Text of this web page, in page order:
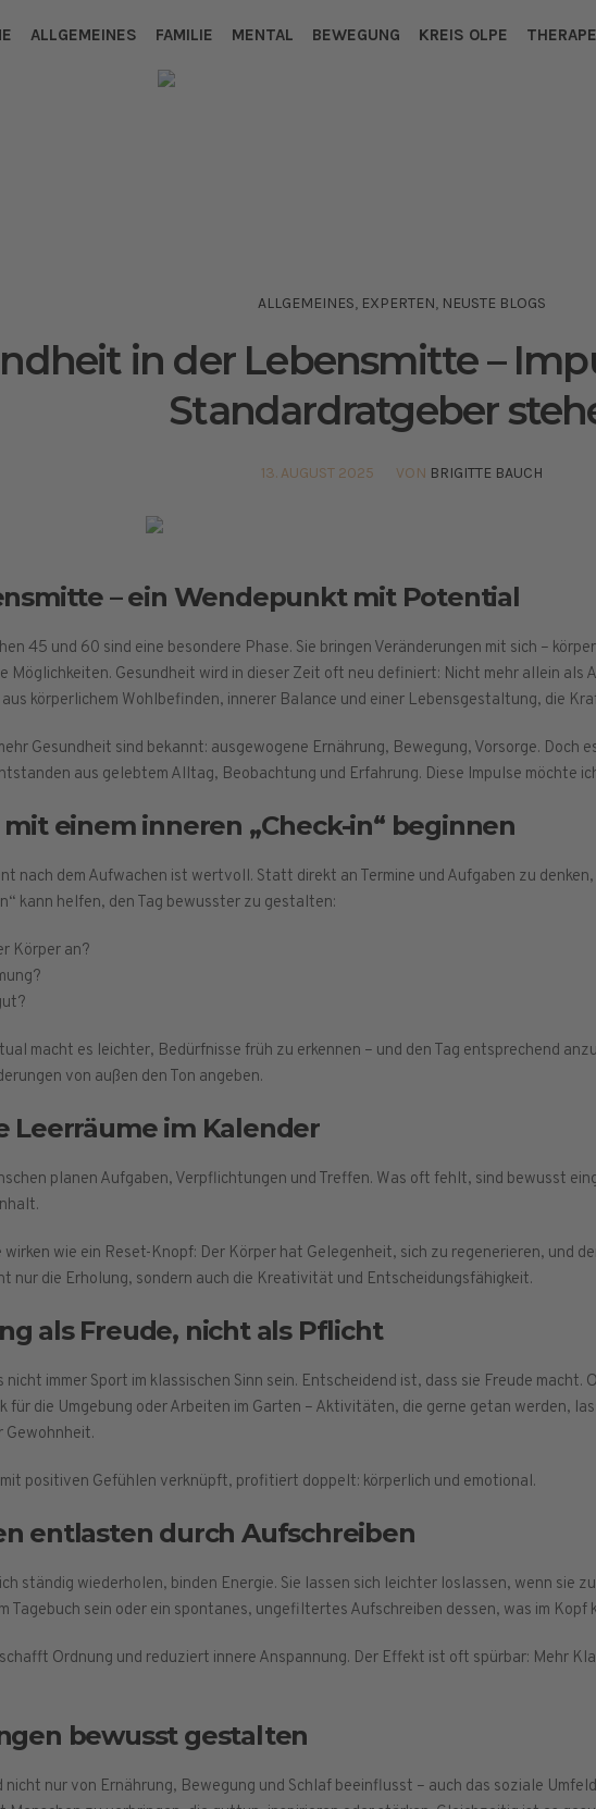
ALLGEMEINES FAMILIE MENTAL BEWEGUNG KREIS OLPE
ALLGEMEINES, EXPERTEN, NEUSTE BLOGS
in der Lebensmitte –
Standardratgeber
13. AUGUST 2025 VON BRIGITTE BAUCH
– ein Wendepunkt mit Potential
45 und 60 sind eine besondere Phase. Sie bringen Veränderungen mit sich –
Möglichkeiten. Gesundheit wird in dieser Zeit oft neu definiert: Nicht mehr allein als
körperlichem Wohlbefinden, innerer Balance und einer Lebensgestaltung, die
Gesundheit sind bekannt: ausgewogene Ernährung, Bewegung, Vorsorge. Doch
aus gelebtem Alltag, Beobachtung und Erfahrung. Diese Impulse möchte
mit einem inneren „Check-in“ beginnen
nach dem Aufwachen ist wertvoll. Statt direkt an Termine und Aufgaben zu
kann helfen, den Tag bewusster zu gestalten:
Körper an?
macht es leichter, Bedürfnisse früh zu erkennen – und den Tag entsprechend
von außen den Ton angeben.
Leerräume im Kalender
planen Aufgaben, Verpflichtungen und Treffen. Was oft fehlt, sind bewusst
wirken wie ein Reset-Knopf: Der Körper hat Gelegenheit, sich zu regenerieren, und
nur die Erholung, sondern auch die Kreativität und Entscheidungsfähigkeit.
als Freude, nicht als Pflicht
nicht immer Sport im klassischen Sinn sein. Entscheidend ist, dass sie Freude macht.
für die Umgebung oder Arbeiten im Garten – Aktivitäten, die gerne getan werden,
Gewohnheit.
positiven Gefühlen verknüpft, profitiert doppelt: körperlich und emotional.
entlasten durch Aufschreiben
ständig wiederholen, binden Energie. Sie lassen sich leichter loslassen, wenn sie
Tagebuch sein oder ein spontanes, ungefiltertes Aufschreiben dessen, was im Kopf
Ordnung und reduziert innere Anspannung. Der Effekt ist oft spürbar: Mehr
bewusst gestalten
nicht nur von Ernährung, Bewegung und Schlaf beeinflusst – auch das soziale